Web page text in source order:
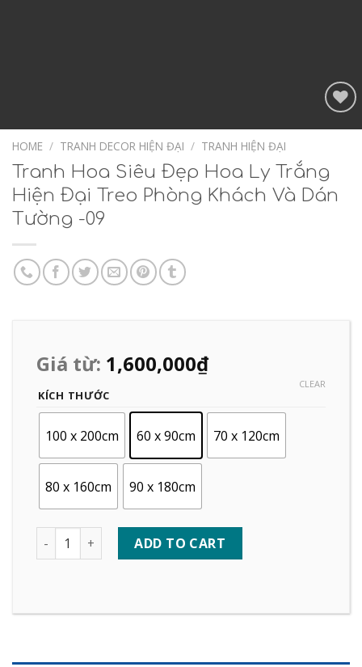
Add to
HOME / TRANH DECOR HIỆN ĐẠI / TRANH HIỆN ĐẠI
Tranh Hoa Siêu Đẹp Hoa Ly Trắng
Hiện Đại Treo Phòng Khách Và Dán
Tường -09
Giá từ: 1,600,000₫
KÍCH THƯỚC
100 x 200cm 60 x 90cm 70 x 120cm
80 x 160cm 90 x 180cm
CLEAR
Quantity ADD TO CART